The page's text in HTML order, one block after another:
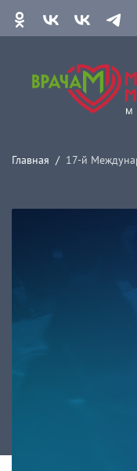
Главная 17-й